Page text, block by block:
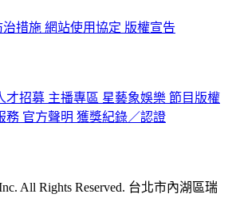
治措施 網站使用協定 版權宣告
才招募 主播專區 星藝象娛樂 節目版權
務 官方聲明 獲獎紀錄／認證
All Rights Reserved. 台北市內湖區瑞